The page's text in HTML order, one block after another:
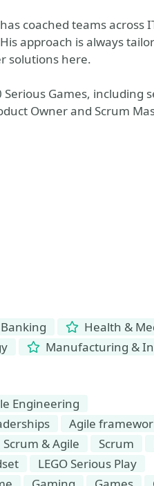
coached teams across
approach is always
solutions here.
Games, including
Owner and Scrum
Health &
Manufacturing &
Engineering
Agile
Scrum & Agile Scrum
LEGO Serious Play